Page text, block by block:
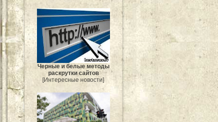
Черные и белые методы
раскрутки сайтов
[Интересные новости]